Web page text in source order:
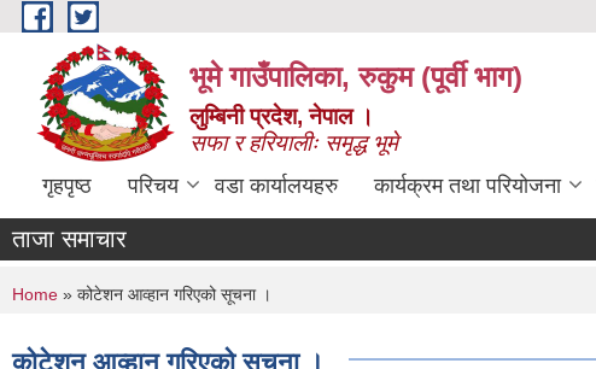
Skip to main content
भूमे गाउँपालिका, रुकुम (पूर्वी भाग)
लुम्बिनी प्रदेश, नेपाल ।
सफा र हरियालीः समृद्ध भूमे
गृहपृष्ठ परिचय वडा कार्यालयहरु कार्यक्रम तथा परियोजना
ताजा समाचार
You are here
Home » कोटेशन आव्हान गरिएको सूचना ।
कोटेशन आव्हान गरिएको सूचना ।